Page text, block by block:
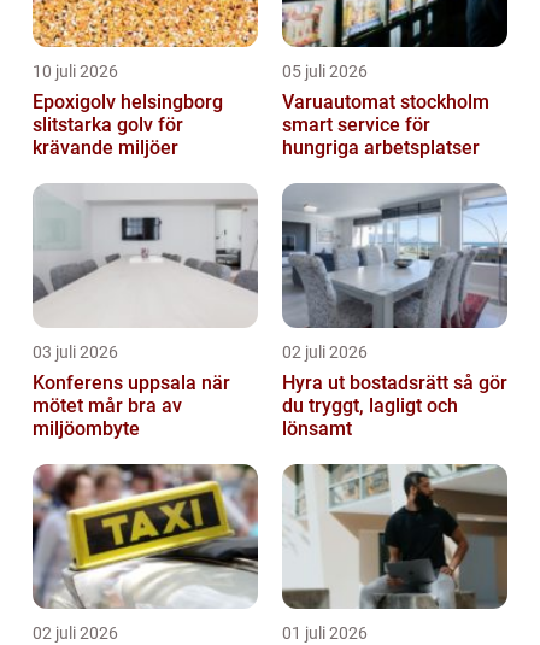
10 juli 2026
Epoxigolv helsingborg
slitstarka golv för
krävande miljöer
05 juli 2026
Varuautomat stockholm
smart service för
hungriga arbetsplatser
03 juli 2026
Konferens uppsala när
mötet mår bra av
miljöombyte
02 juli 2026
Hyra ut bostadsrätt så gör
du tryggt, lagligt och
lönsamt
02 juli 2026 01 juli 2026